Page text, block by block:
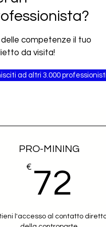
delle competenze il tuo
da visita!
ad altri 3.000 professionisti
PRO-MINING
€ 72
l'accesso al contatto